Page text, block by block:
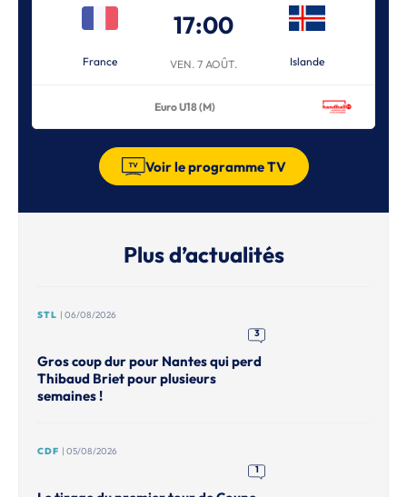
France
17:00
VEN. 7 AOÛT. Islande
Euro U18 (M)
Voir le programme TV
Plus d’actualités
STL | 06/08/2026
3
Gros coup dur pour Nantes qui perd
Thibaud Briet pour plusieurs
semaines !
CDF | 05/08/2026
1